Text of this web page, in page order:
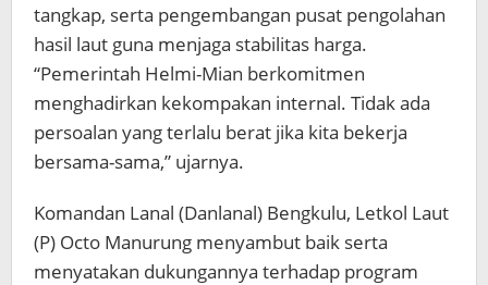
tangkap, serta pengembangan pusat pengolahan
hasil laut guna menjaga stabilitas harga.
“Pemerintah Helmi-Mian berkomitmen
menghadirkan kekompakan internal. Tidak ada
persoalan yang terlalu berat jika kita bekerja
bersama-sama,” ujarnya.
Komandan Lanal (Danlanal) Bengkulu, Letkol Laut
(P) Octo Manurung menyambut baik serta
menyatakan dukungannya terhadap program